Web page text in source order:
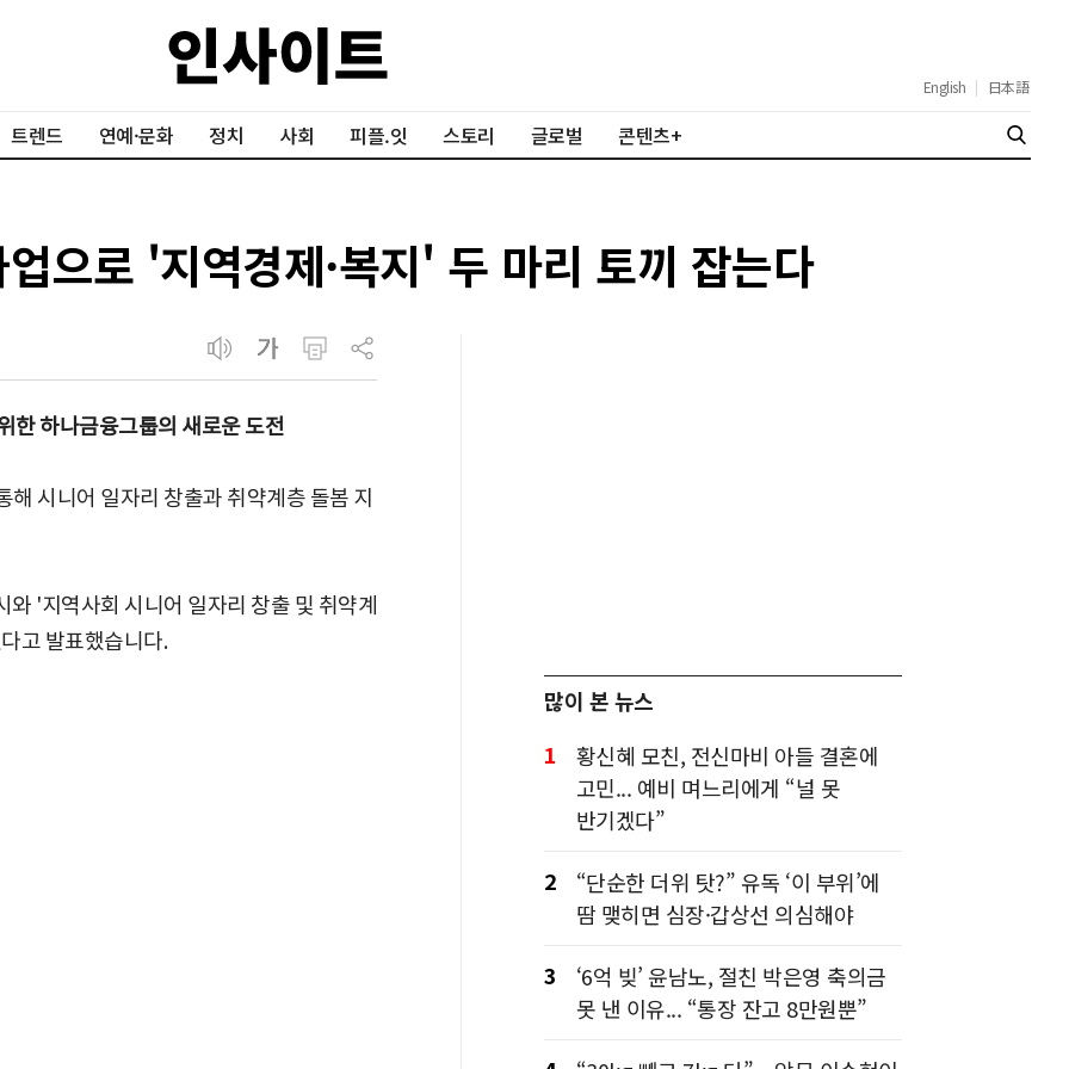
English | 日本語
트렌드 연예·문화 정치 사회 피플.잇 스토리 글로벌 콘텐츠+
으로 '지역경제·복지' 두 마리 토끼 잡는다
한 하나금융그룹의 새로운 도전
시니어 일자리 창출과 취약계층 돌봄 지
'지역사회 시니어 일자리 창출 및 취약계
고 발표했습니다.
많이 본 뉴스
1
황신혜 모친, 전신마비 아들 결혼에
고민... 예비 며느리에게 “널 못
반기겠다”
2
“단순한 더위 탓?” 유독 ‘이 부위’에
땀 맺히면 심장·갑상선 의심해야
3
‘6억 빚’ 윤남노, 절친 박은영 축의금
못 낸 이유... “통장 잔고 8만원뿐”